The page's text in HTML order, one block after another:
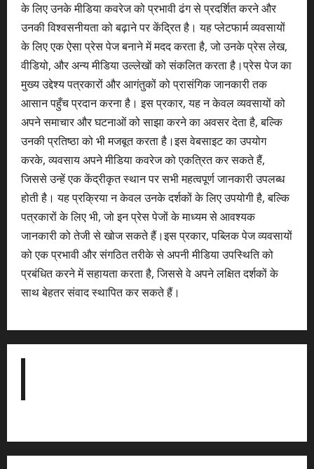
के लिए उनके मीडिया कवरेज को प्रभावी ढंग से प्रदर्शित करने और
उनकी विश्वसनीयता को बढ़ाने पर केंद्रित है। यह प्लेटफार्म व्यवसायों
के लिए एक ऐसा प्रेस पेज बनाने में मदद करता है, जो उनके प्रेस लेख,
वीडियो, और अन्य मीडिया उल्लेखों को संकलित करता है।प्रेस पेज का
मुख्य उद्देश्य पत्रकारों और आगंतुकों को प्रासंगिक जानकारी तक
आसान पहुँच प्रदान करना है। इस प्रकार, यह न केवल व्यवसायों को
अपने समाचार और घटनाओं को साझा करने का अवसर देता है, बल्कि
उनकी प्रतिष्ठा को भी मजबूत करता है।इस वेबसाइट का उपयोग
करके, व्यवसाय अपने मीडिया कवरेज को एकत्रित कर सकते हैं,
जिससे उन्हें एक केंद्रीकृत स्थान पर सभी महत्वपूर्ण जानकारी उपलब्ध
होती है। यह प्रक्रिया न केवल उनके दर्शकों के लिए उपयोगी है, बल्कि
पत्रकारों के लिए भी, जो इन प्रेस पेजों के माध्यम से आवश्यक
जानकारी को तेजी से खोज सकते हैं।इस प्रकार, पब्लिक पेज व्यवसायों
को एक प्रभावी और संगठित तरीके से अपनी मीडिया उपस्थिति को
प्रबंधित करने में सहायता करता है, जिससे वे अपने लक्षित दर्शकों के
साथ बेहतर संवाद स्थापित कर सकते हैं।